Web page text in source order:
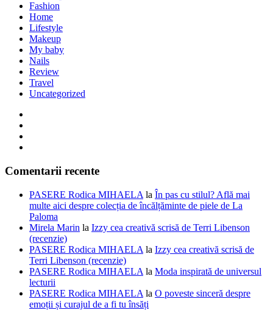
Fashion
Home
Lifestyle
Makeup
My baby
Nails
Review
Travel
Uncategorized
Comentarii recente
PASERE Rodica MIHAELA la În pas cu stilul? Află mai
multe aici despre colecția de încălțăminte de piele de La
Paloma
Mirela Marin la Izzy cea creativă scrisă de Terri Libenson
(recenzie)
PASERE Rodica MIHAELA la Izzy cea creativă scrisă de
Terri Libenson (recenzie)
PASERE Rodica MIHAELA la Moda inspirată de universul
lecturii
PASERE Rodica MIHAELA la O poveste sinceră despre
emoții și curajul de a fi tu însăți